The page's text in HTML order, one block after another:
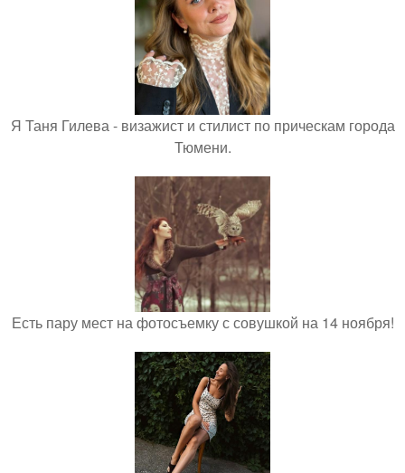
Я Таня Гилева - визажист и стилист по прическам города
Тюмени.
Есть пару мест на фотосъемку с совушкой на 14 ноября!